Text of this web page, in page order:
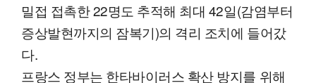
밀접 접촉한 22명도 추적해 최대 42일(감염부터
증상발현까지의 잠복기)의 격리 조치에 들어갔
다.
프랑스 정부는 한타바이러스 확산 방지를 위해